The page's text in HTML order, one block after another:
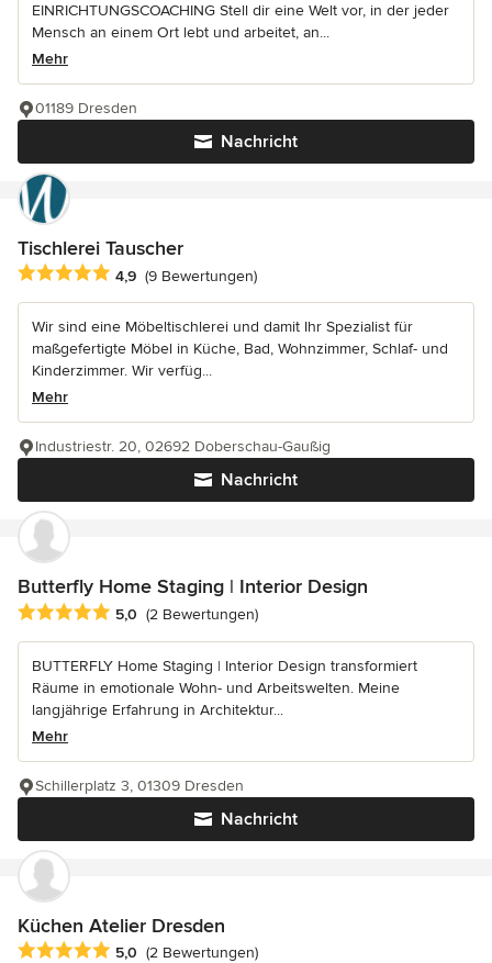
EINRICHTUNGSCOACHING Stell dir eine Welt vor, in der jeder
Mensch an einem Ort lebt und arbeitet, an...
Mehr
Nachricht
01189 Dresden
Tischlerei Tauscher
Durchschnittliche Bewertung: 4.9 von 5 Sternen
4,9 (9 Bewertungen)
Wir sind eine Möbeltischlerei und damit Ihr Spezialist für
maßgefertigte Möbel in Küche, Bad, Wohnzimmer, Schlaf- und
Kinderzimmer. Wir verfüg...
Mehr
Nachricht
Industriestr. 20, 02692 Doberschau-Gaußig
Butterfly Home Staging | Interior Design
Durchschnittliche Bewertung: 5 von 5 Sternen
5,0 (2 Bewertungen)
BUTTERFLY Home Staging | Interior Design transformiert
Räume in emotionale Wohn- und Arbeitswelten. Meine
langjährige Erfahrung in Architektur...
Mehr
Nachricht
Schillerplatz 3, 01309 Dresden
Küchen Atelier Dresden
Durchschnittliche Bewertung: 5 von 5 Sternen
5,0 (2 Bewertungen)